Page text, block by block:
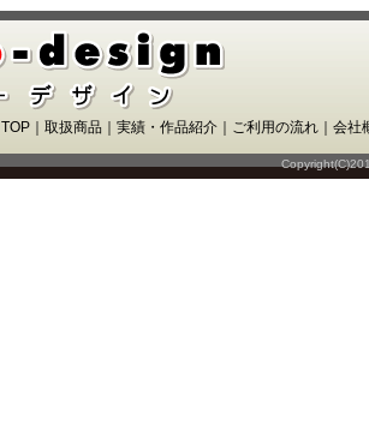
TOP 取扱商品 実績・作品紹介 ご利用の流れ 会社